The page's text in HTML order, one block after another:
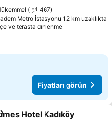
467
Metro İstasyonu 1.2 km uzaklıkta
ve terasta dinlenme
Fiyatları görün
ekle
Hotel Kadıköy